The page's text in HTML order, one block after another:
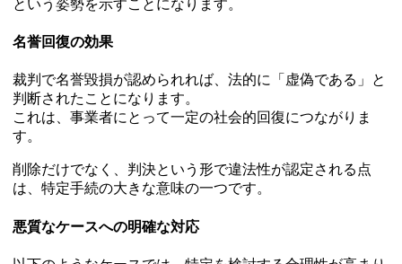
という姿勢を示すことになります。
名誉回復の効果
裁判で名誉毀損が認められれば、法的に「虚偽である」と
判断されたことになります。
これは、事業者にとって一定の社会的回復につながりま
す。
削除だけでなく、判決という形で違法性が認定される点
は、特定手続の大きな意味の一つです。
悪質なケースへの明確な対応